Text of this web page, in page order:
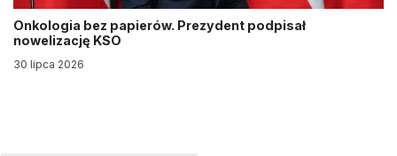
Onkologia bez papierów. Prezydent podpisał
nowelizację KSO
30 lipca 2026